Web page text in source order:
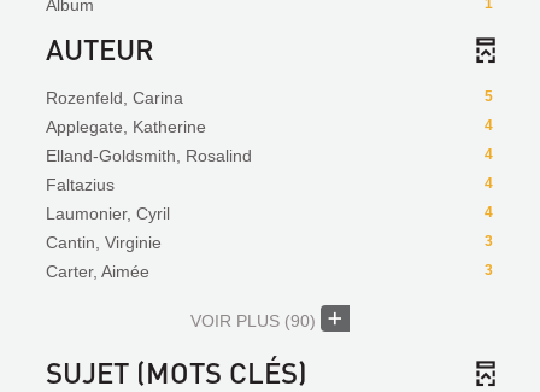
1
Album
AUTEUR
5
Rozenfeld, Carina
4
Applegate, Katherine
4
Elland-Goldsmith, Rosalind
4
Faltazius
4
Laumonier, Cyril
3
Cantin, Virginie
3
Carter, Aimée
VOIR PLUS (90)
SUJET (MOTS CLÉS)